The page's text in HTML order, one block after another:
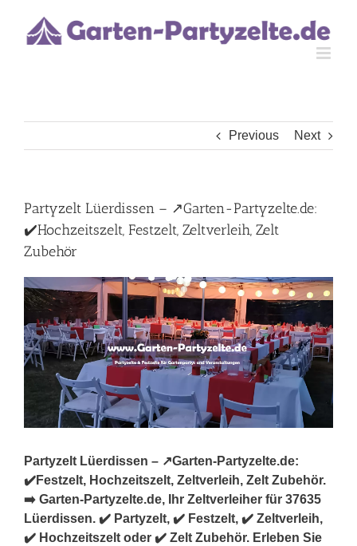
content
Previous Next
Partyzelt Lüerdissen – ↗️Garten-Partyzelte.de:
✔️Hochzeitszelt, Festzelt, Zeltverleih, Zelt
Zubehör
Partyzelt Lüerdissen – ↗️Garten-Partyzelte.de:
✔️Festzelt, Hochzeitszelt, Zeltverleih, Zelt Zubehör.
➡️ Garten-Partyzelte.de, Ihr Zeltverleiher für 37635
Lüerdissen. ✔️ Partyzelt, ✔️ Festzelt, ✔️ Zeltverleih,
✔️ Hochzeitszelt oder ✔️ Zelt Zubehör. Erleben Sie